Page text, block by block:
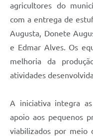
agricultores do
com a entrega de
Augusta, Donete
e Edmar Alves. Os
melhoria da
atividades
A iniciativa integra
apoio aos pequenos
viabilizados por meio